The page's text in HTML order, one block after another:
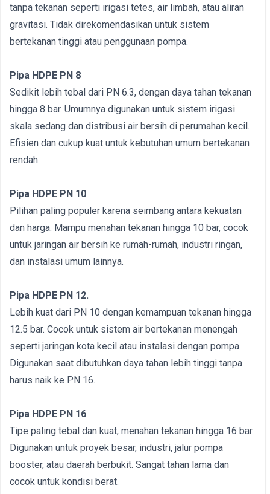
tanpa tekanan seperti irigasi tetes, air limbah, atau aliran
gravitasi. Tidak direkomendasikan untuk sistem
bertekanan tinggi atau penggunaan pompa.
Pipa HDPE PN 8
Sedikit lebih tebal dari PN 6.3, dengan daya tahan tekanan
hingga 8 bar. Umumnya digunakan untuk sistem irigasi
skala sedang dan distribusi air bersih di perumahan kecil.
Efisien dan cukup kuat untuk kebutuhan umum bertekanan
rendah.
Pipa HDPE PN 10
Pilihan paling populer karena seimbang antara kekuatan
dan harga. Mampu menahan tekanan hingga 10 bar, cocok
untuk jaringan air bersih ke rumah-rumah, industri ringan,
dan instalasi umum lainnya.
Pipa HDPE PN 12.
Lebih kuat dari PN 10 dengan kemampuan tekanan hingga
12.5 bar. Cocok untuk sistem air bertekanan menengah
seperti jaringan kota kecil atau instalasi dengan pompa.
Digunakan saat dibutuhkan daya tahan lebih tinggi tanpa
harus naik ke PN 16.
Pipa HDPE PN 16
Tipe paling tebal dan kuat, menahan tekanan hingga 16 bar.
Digunakan untuk proyek besar, industri, jalur pompa
booster, atau daerah berbukit. Sangat tahan lama dan
cocok untuk kondisi berat.